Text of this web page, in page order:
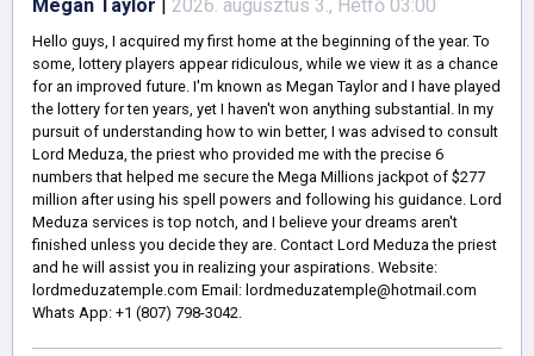
Megan Taylor | 2026. augusztus 3., Hétfő 03:00
Hello guys, I acquired my first home at the beginning of the year. To
some, lottery players appear ridiculous, while we view it as a chance
for an improved future. I'm known as Megan Taylor and I have played
the lottery for ten years, yet I haven't won anything substantial. In my
pursuit of understanding how to win better, I was advised to consult
Lord Meduza, the priest who provided me with the precise 6
numbers that helped me secure the Mega Millions jackpot of $277
million after using his spell powers and following his guidance. Lord
Meduza services is top notch, and I believe your dreams aren't
finished unless you decide they are. Contact Lord Meduza the priest
and he will assist you in realizing your aspirations. Website:
lordmeduzatemple.com Email: lordmeduzatemple@hotmail.com
Whats App: +1 (807) 798-3042.